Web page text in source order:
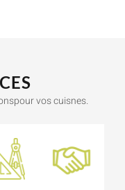
vos cuisnes.